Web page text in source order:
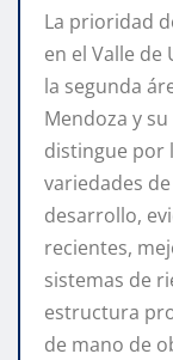
La prioridad
en el Valle de
la segunda
Mendoza y
distingue por
variedades
desarrollo,
recientes,
sistemas de
estructura
de mano de